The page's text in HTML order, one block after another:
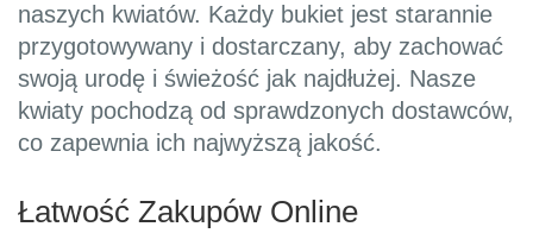
naszych kwiatów. Każdy bukiet jest starannie
przygotowywany i dostarczany, aby zachować
swoją urodę i świeżość jak najdłużej. Nasze
kwiaty pochodzą od sprawdzonych dostawców,
co zapewnia ich najwyższą jakość.
Łatwość Zakupów Online